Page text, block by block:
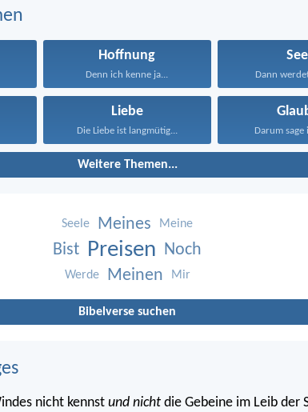
Hoffnung
Denn ich kenne ja... Dann
Liebe
Die Liebe ist langmütig... Darum sage
Weitere Themen...
Seele Meines Meine
Bist Preisen Noch
Werde Meinen Mir
Bibelverse suchen
nicht kennst und nicht die Gebeine im Leib der